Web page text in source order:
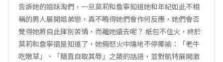
告訴她的姐妹淘們，一旦莫莉和詹寧知道她和年紀如此不相
稱的男人展開姐弟戀，真不曉得她們會作何反應，她們會否
覺得她將自此揮別苦情，而離她遠去呢？ 紙包不住火，終於
莫莉和詹寧還是知道了，她倆怒火中燒地不停揶揄：「老牛
吃嫩草」、「簡直自取其辱」之類的話語，並對凱特展開激